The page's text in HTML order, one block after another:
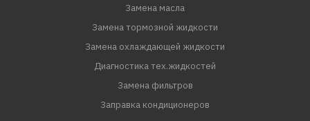
Замена масла
Замена тормозной жидкости
Замена охлаждающей жидкости
Диагностика тех.жидкостей
Замена фильтров
Заправка кондиционеров